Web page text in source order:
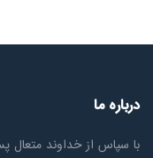
درباره ما
با سپاس از خداوند